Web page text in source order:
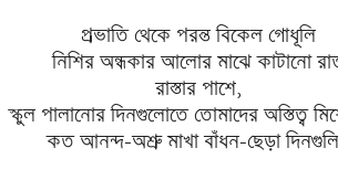
প্রভাতি থেকে পরন্ত বিকেল গোধূলি
নিশির অন্ধকার আলোর মাঝে কাটানো
রাস্তার পাশে,
স্কুল পালানোর দিনগুলোতে তোমাদের অস্তিত্ব
কত আনন্দ-অশ্রু মাখা বাঁধন-ছেড়া